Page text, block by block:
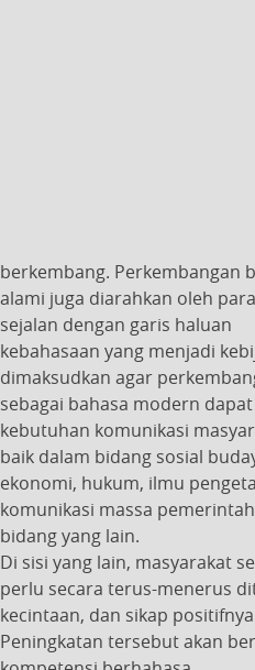
berkembang. Perkembangan
alami juga diarahkan oleh
sejalan dengan garis haluan
kebahasaan yang menjadi
dimaksudkan agar
sebagai bahasa modern
kebutuhan komunikasi
baik dalam bidang sosial
ekonomi, hukum, ilmu
komunikasi massa
bidang yang lain.
Di sisi yang lain, masyarakat
perlu secara terus-menerus
kecintaan, dan sikap
Peningkatan tersebut akan